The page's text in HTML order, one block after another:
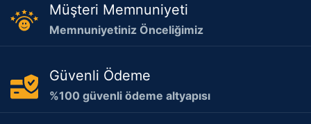
Müşteri Memnuniyeti
Memnuniyetiniz Önceliğimiz
Güvenli Ödeme
%100 güvenli ödeme altyapısı